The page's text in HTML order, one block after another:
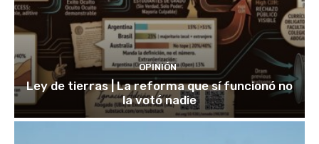
OPINIÓN
Ley de tierras | La reforma que sí funcionó no
la votó nadie